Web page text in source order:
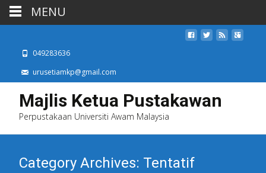
049283636
urusetiamkp@gmail.com
Majlis Ketua Pustakawan
Perpustakaan Universiti Awam Malaysia
Category Archives: Tentatif
MENU